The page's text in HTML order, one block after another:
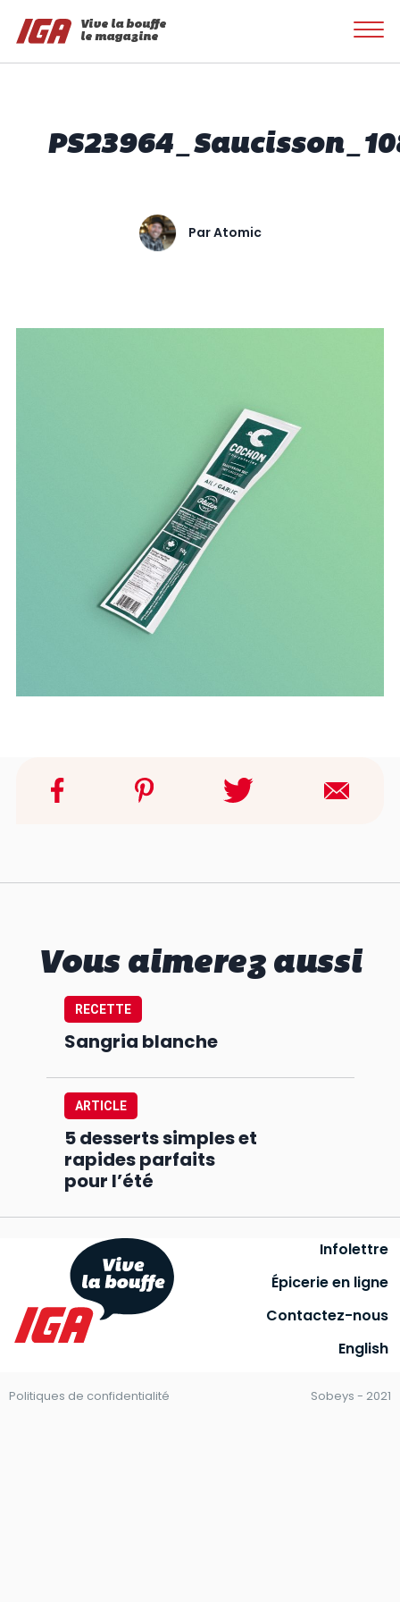
Vive la bouffe
le magazine
ParAtomic
Vous aimerez aussi
RECETTE
Sangria blanche
ARTICLE
5 desserts simples et
rapides parfaits
pour l’été
Infolettre
Épicerie en ligne
Contactez-nous
English
Sobeys - 2021
Politiques de confidentialité